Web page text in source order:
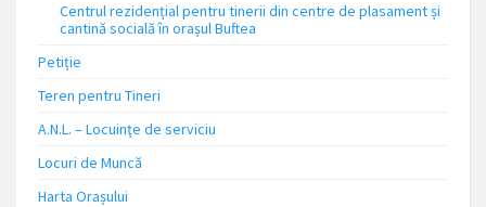
Centrul rezidențial pentru tinerii din centre de plasament și
cantină socială în orașul Buftea
Petiție
Teren pentru Tineri
A.N.L. – Locuinţe de serviciu
Locuri de Muncă
Harta Orașului